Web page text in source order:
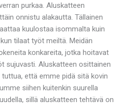
purkaa. Aluskatteen
onnistu alakautta. Tällainen
kuulostaa isommalta kuin
tilaat työt meiltä. Meidän
konkareita, jotka hoitavat
sujuvasti. Aluskatteen osittainen
että emme pidä sitä kovin
siihen kuitenkin suurella
sillä aluskatteen tehtävä on